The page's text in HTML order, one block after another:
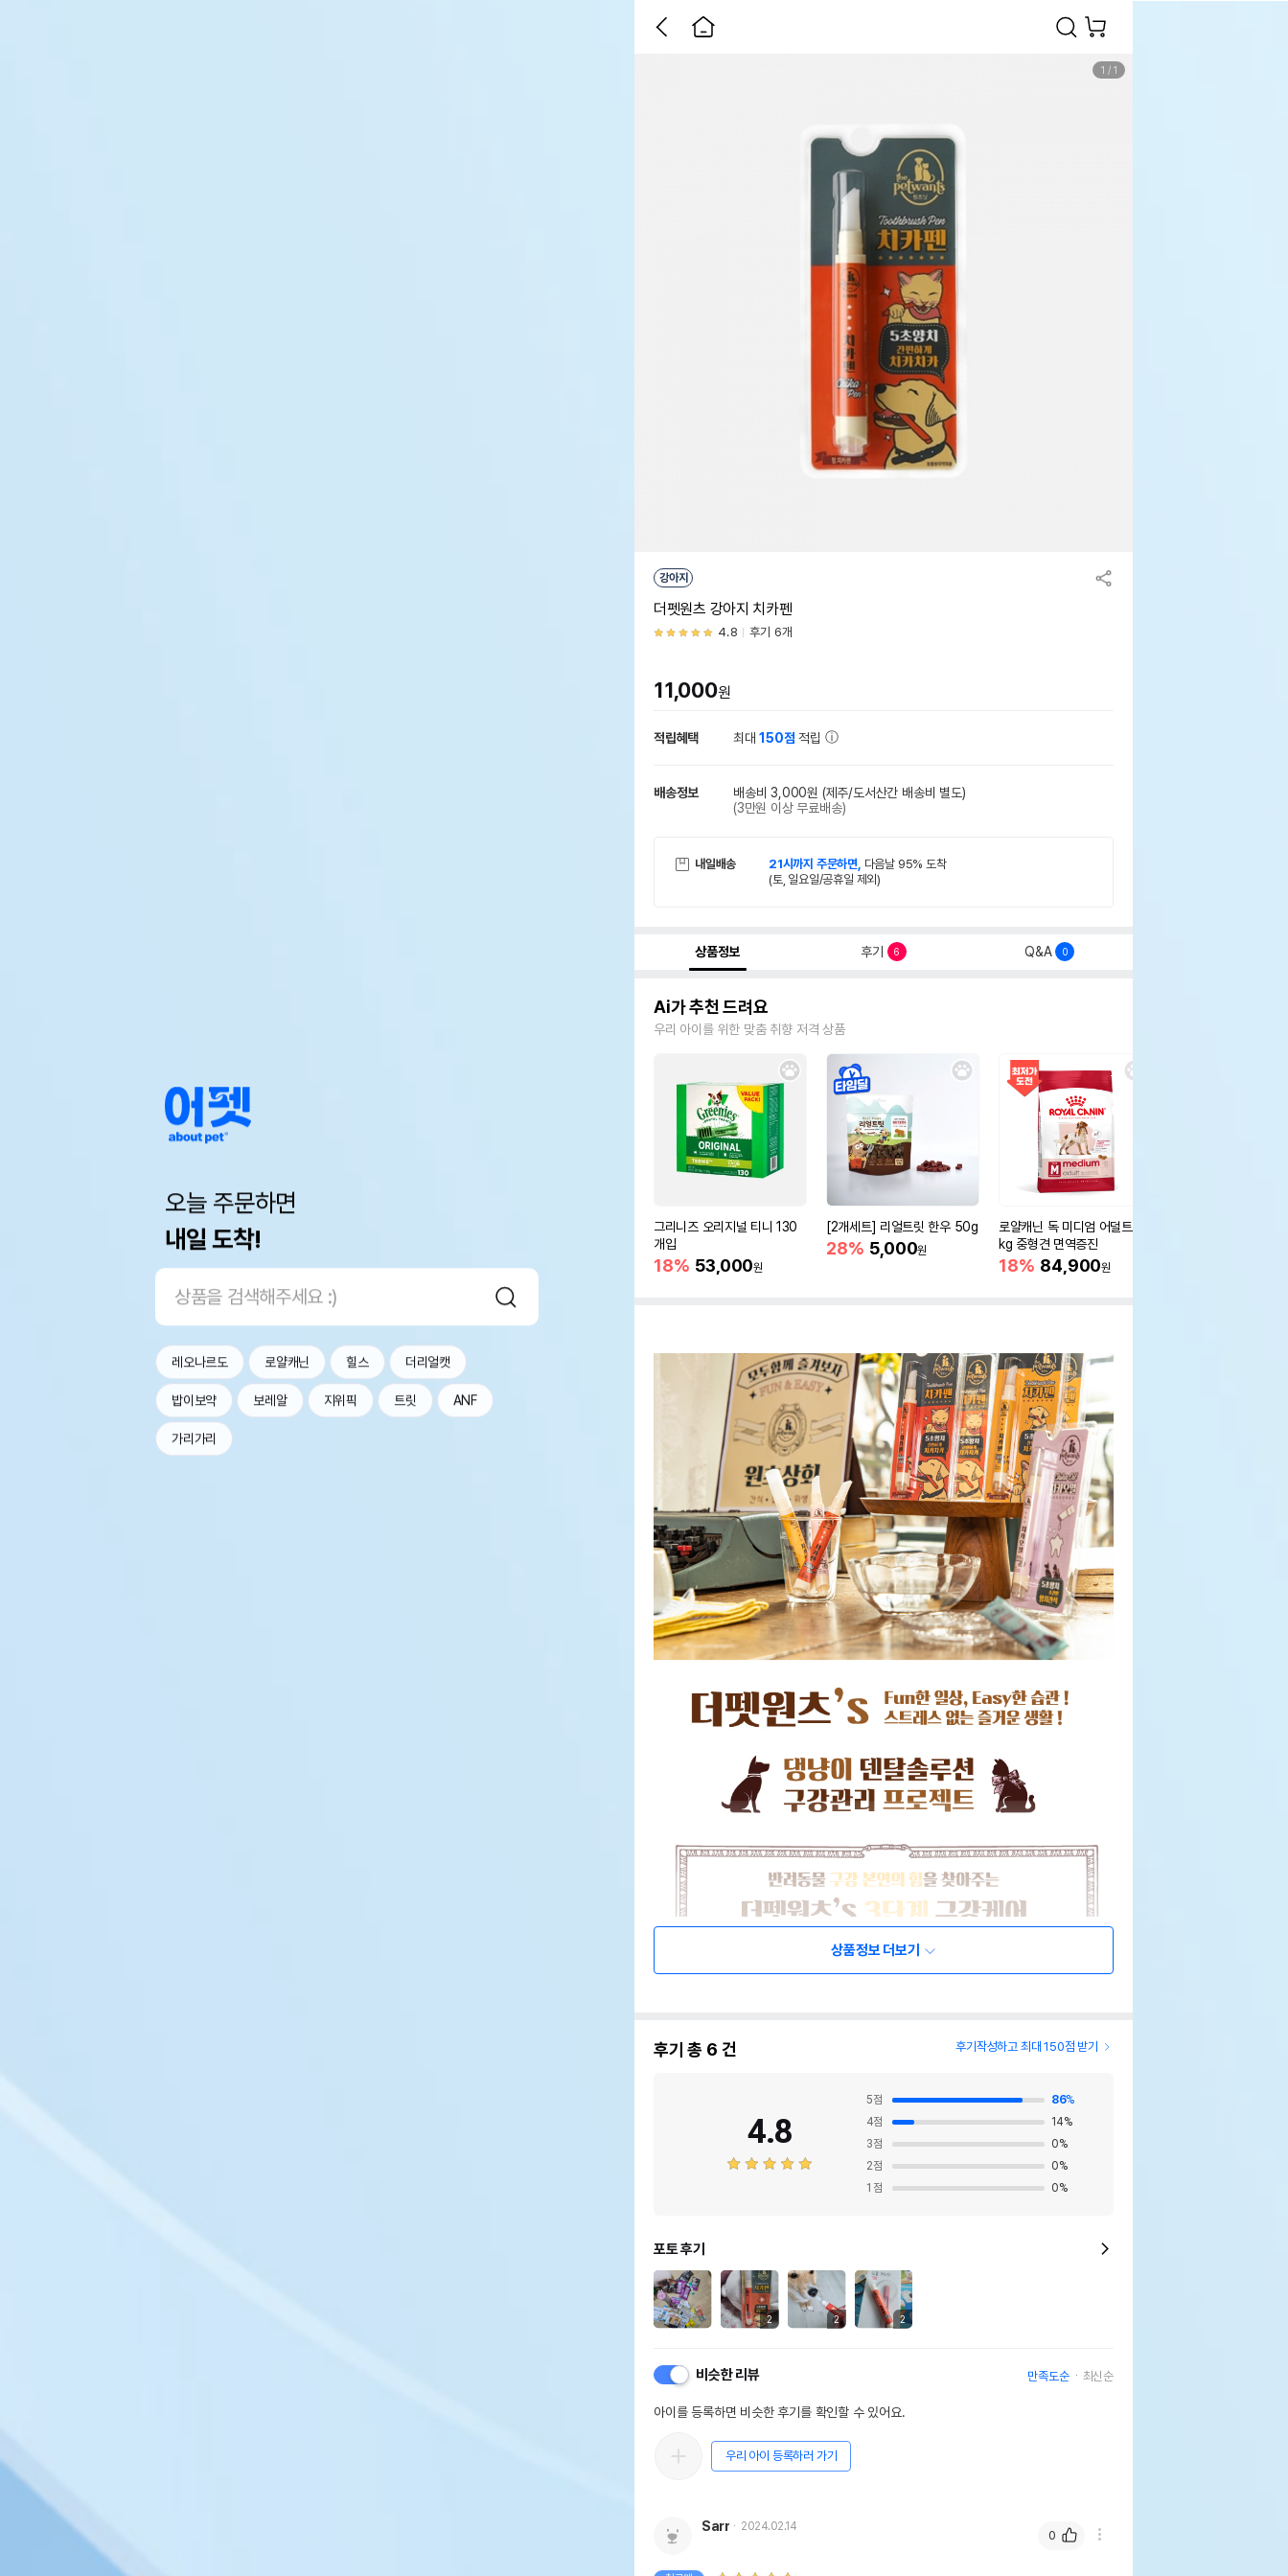
오늘 주문하면
내일 도착!
레오나르도 로얄캐닌 힐스 더리얼캣
밥이보약 보레알 지위픽 트릿 ANF
가리가리
1 / 1
강아지
더펫원츠 강아지 치카펜
4.8 후기 6개
11,000원
적립혜택 최대150점 적립
배송정보 배송비 3,000원 (제주/도서산간 배송비 별도)
(3만원 이상 무료배송)
내일배송 21시까지 주문하면, 다음날 95% 도착
(토, 일요일/공휴일 제외)
상품정보 후기 6 Q&A 0
Ai가 추천 드려요
우리 아이를 위한 맞춤 취향 저격 상품
그리니즈 오리지널 티니 130
개입
18% 53,000원
[2개세트] 리얼트릿 한우 50g
28% 5,000원
로얄캐닌 독 미디엄 어덜트 10
kg 중형견 면역증진
18% 84,900원
상품정보 더보기
후기 총 6 건 후기작성하고 최대 150점 받기
4.8
5점 86%
4점 14%
3점 0%
2점 0%
1 점 0%
포토 후기
2 2 2
비슷한 리뷰 만족도순 최신순
아이를 등록하면 비슷한 후기를 확인할 수 있어요.
우리 아이 등록하러 가기
Sarr 2024.02.14
0